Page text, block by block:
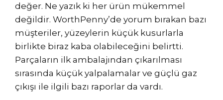
değer. Ne yazık ki her ürün mükemmel
değildir. WorthPenny’de yorum bırakan bazı
müşteriler, yüzeylerin küçük kusurlarla
birlikte biraz kaba olabileceğini belirtti.
Parçaların ilk ambalajından çıkarılması
sırasında küçük yalpalamalar ve güçlü gaz
çıkışı ile ilgili bazı raporlar da vardı.